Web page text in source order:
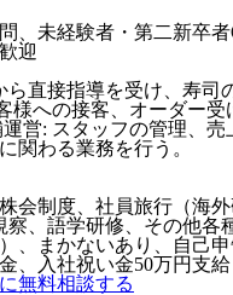
、未経験者・第二新卒
迎
ら直接指導を受け、寿司
様への接客、オーダー受
営: スタッフの管理、売
関わる業務を行う。
会制度、社員旅行（海
、語学研修、その他各
、まかないあり、自己
、入社祝い金50万円支給
無料相談する